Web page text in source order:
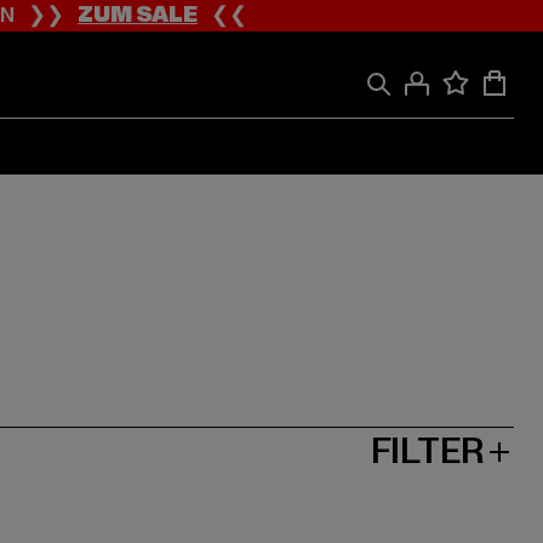
❯❯ZUM SALE❮❮
FILTER